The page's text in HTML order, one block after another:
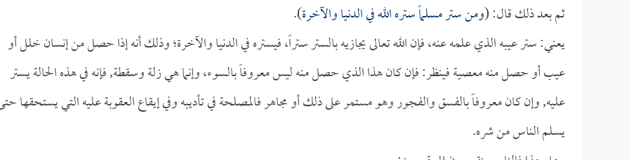
ثم بعد ذلك قال: (ومن ستر مسلماً ستره الله في الدنيا والآخرة).
يعني: ستر عيبه الذي علمه عنه، فإن الله تعالى يجازيه بالستر ستراً، فيستره في الدنيا والآخرة؛ وذلك أنه إذا حصل من إنسان خلل أو
عيب أو حصل منه معصية فينظر: فإن كان هذا الذي حصل منه ليس معروفاً بالسوء، وإنما هي زلة وسقطة, فإنه في هذه الحالة يستر
عليه, وإن كان معروفاً بالفسق والفجور وهو مستمر على ذلك أو مجاهر فالمصلحة في تأديبه وفي إيقاع العقوبة عليه التي يستحقها
يسلم الناس من شره.